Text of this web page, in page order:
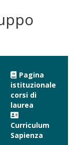
Pagina
istituzionale
corsi di
laurea
Curriculum
Sapienza